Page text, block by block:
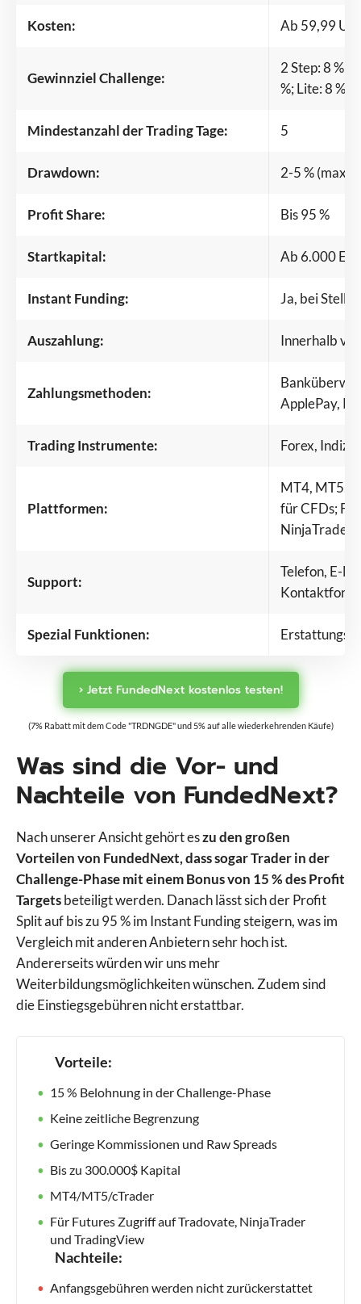
Kosten: Ab 59,99
Gewinnziel Challenge:
2 Step: 8 %
%; Lite: 8 %
Mindestanzahl der Trading Tage: 5
Drawdown: 2-5 %
Profit Share: Bis 95 %
Startkapital: Ab 6.000
Instant Funding: Ja, bei
Auszahlung: Innerhalb
Zahlungsmethoden:
ApplePay,
Trading Instrumente: Forex,
Plattformen:
MT4, MT5,
für CFDs;
NinjaTrader,
Support:
Telefon, E-
Spezial Funktionen:
› Jetzt FundedNext kostenlos testen!
(7% Rabatt mit dem Code "TRDNGDE" und 5% auf alle wiederkehrenden Käufe)
Was sind die Vor- und
Nachteile von FundedNext?
Nach unserer Ansicht gehört eszu den großen
Vorteilen von FundedNext, dass sogar Trader in der
Challenge-Phase mit einem Bonus von 15 % des Profit
Targetsbeteiligt werden. Danach lässt sich der Profit
Split auf bis zu 95 % im Instant Funding steigern, was im
Vergleich mit anderen Anbietern sehr hoch ist.
Andererseits würden wir uns mehr
Weiterbildungsmöglichkeiten wünschen. Zudem sind
die Einstiegsgebühren nicht erstattbar.
Vorteile:
15 % Belohnung in der Challenge-Phase
Keine zeitliche Begrenzung
Geringe Kommissionen und Raw Spreads
Bis zu 300.000$ Kapital
MT4/MT5/cTrader
Für Futures Zugriff auf Tradovate, NinjaTrader
und TradingView
Nachteile:
Anfangsgebühren werden nicht zurückerstattet